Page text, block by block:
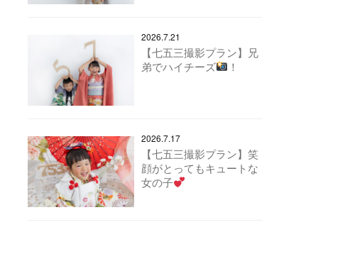
2026.7.21
【七五三撮影プラン】兄
弟でハイチーズ
！
2026.7.17
【七五三撮影プラン】笑
顔がとってもキュートな
女の子